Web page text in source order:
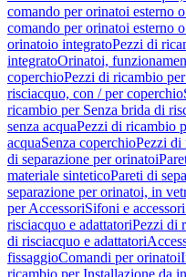
comando per orinatoi esterno
comando per orinatoi esterno
orinatoio integratoPezzi di
integratoOrinatoi,
coperchioPezzi di ricambio
risciacquo, con / per coperchio
ricambio per Senza brida di
senza acquaPezzi di ricambio
acquaSenza coperchioPezzi di
di separazione per orinatoi
materiale sinteticoPareti di
separazione per orinatoi, in
per AccessoriSifoni e
risciacquo e adattatoriPezzi di
di risciacquo e adattatori
fissaggioComandi per orinatoi
ricambio per Installazione da